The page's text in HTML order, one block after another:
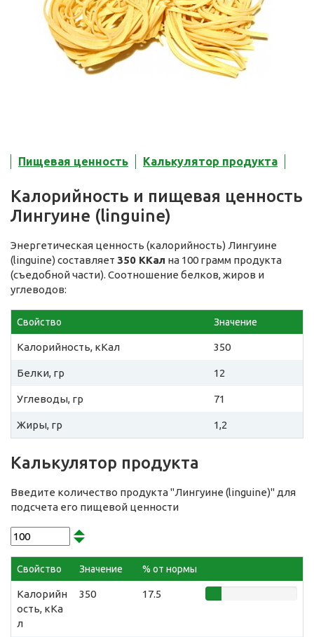
Пищевая ценность Калькулятор продукта
Калорийность и пищевая ценность
Лингуине (linguine)
Энергетическая ценность (калорийность) Лингуине
(linguine) составляет 350 ККал на 100 грамм продукта
(съедобной части). Соотношение белков, жиров и
углеводов:
Свойство Значение
Калорийность, кКал 350
Белки, гр 12
Углеводы, гр 71
Жиры, гр 1,2
Калькулятор продукта
Введите количество продукта "Лингуине (linguine)" для
подсчета его пищевой ценности
Свойство Значение % от нормы
Калорийн
ость, кКа
л
350 17.5